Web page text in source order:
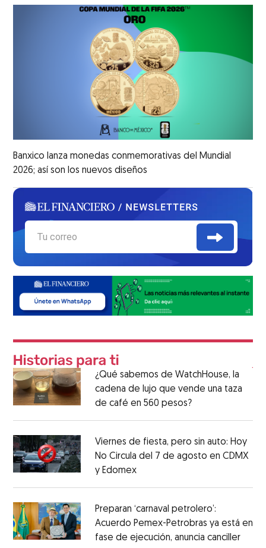
Banxico lanza monedas conmemorativas del Mundial
2026; así son los nuevos diseños
¿Qué sabemos de WatchHouse, la
cadena de lujo que vende una taza
de café en 560 pesos?
Viernes de fiesta, pero sin auto: Hoy
No Circula del 7 de agosto en CDMX
y Edomex
Preparan ‘carnaval petrolero’:
Acuerdo Pemex-Petrobras ya está en
fase de ejecución, anuncia canciller